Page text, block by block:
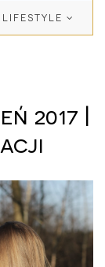
LIFESTYLE
2017 |